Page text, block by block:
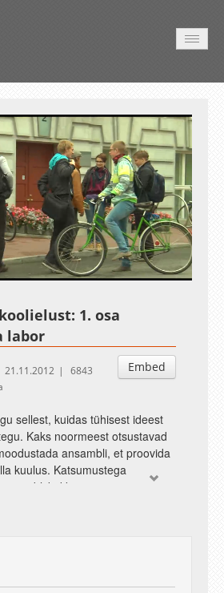
:
Esituskiirused
Auto
1. osa
labor
Embed
21.11.2012
6843
sellest, kuidas tühisest ideest
Kaks noormeest otsustavad
ansambli, et proovida
kuulus. Katsumustega
kokku panna ja
võimalust, et see kellelegi
sellest, kuidas teadus ja